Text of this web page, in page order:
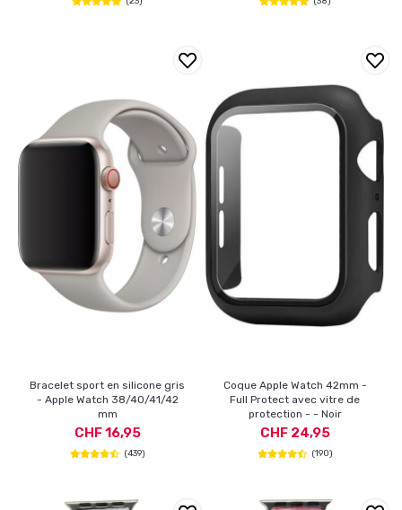
Bracelet sport en silicone gris
- Apple Watch 38/40/41/42
mm
CHF 16,95
(439)
Coque Apple Watch 42mm -
Full Protect avec vitre de
protection - - Noir
CHF 24,95
(190)